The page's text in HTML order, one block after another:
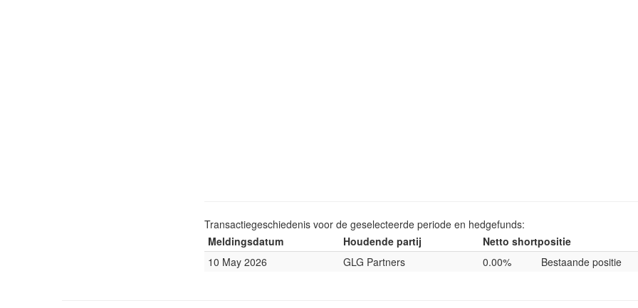
Transactiegeschiedenis voor de geselecteerde periode en hedgefunds:
Meldingsdatum
Houdende partij
Netto shortpositie
10 May 2026
GLG Partners 0.00% Bestaande positie